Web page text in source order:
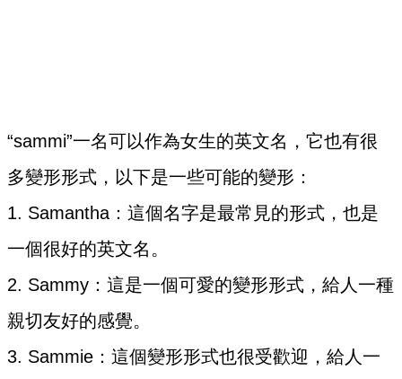
“sammi”一名可以作為女生的英文名，它也有很
多變形形式，以下是一些可能的變形：
1. Samantha：這個名字是最常見的形式，也是
一個很好的英文名。
2. Sammy：這是一個可愛的變形形式，給人一種
親切友好的感覺。
3. Sammie：這個變形形式也很受歡迎，給人一